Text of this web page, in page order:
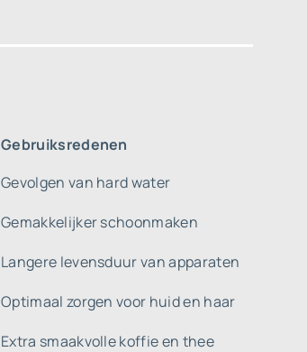
Gebruiksredenen
Gevolgen van hard water
Gemakkelijker schoonmaken
Langere levensduur van apparaten
Optimaal zorgen voor huid en haar
Extra smaakvolle koffie en thee